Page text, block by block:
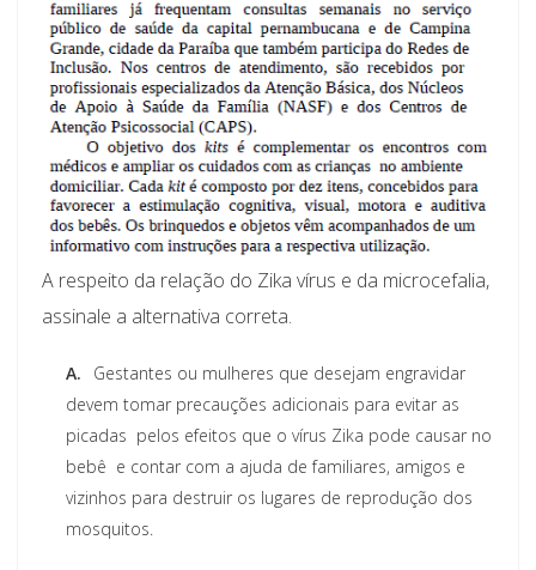
A respeito da relação do Zika vírus e da microcefalia,
assinale a alternativa correta.
A.
Gestantes ou mulheres que desejam engravidar
devem tomar precauções adicionais para evitar as
picadas  pelos efeitos que o vírus Zika pode causar no
bebê  e contar com a ajuda de familiares, amigos e
vizinhos para destruir os lugares de reprodução dos
mosquitos.